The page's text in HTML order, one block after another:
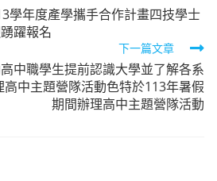
學年度產學攜手合作計畫四技學士
躍報名
下一篇文章
中職學生提前認識大學並了解各系
中主題營隊活動色特於113年暑假
期間辦理高中主題營隊活動